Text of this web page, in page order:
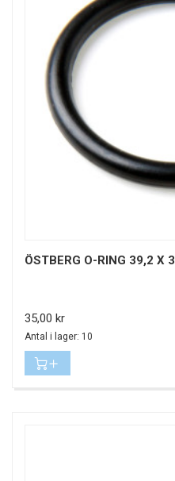
ÖSTBERG O-RING 39,2 X 3
Pris
35,00 kr
Antal i lager: 10